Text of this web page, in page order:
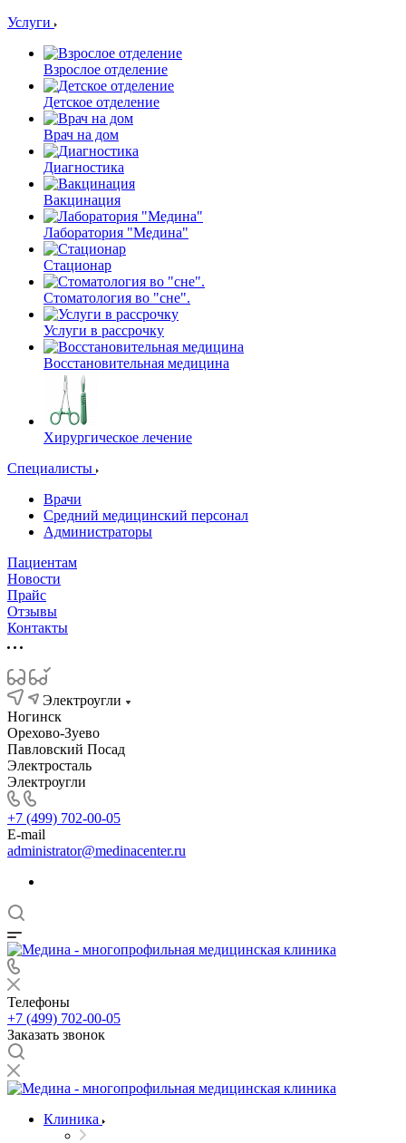
Услуги
Взрослое отделение
Детское отделение
Врач на дом
Диагностика
Вакцинация
Лаборатория "Медина"
Стационар
Стоматология во "сне".
Услуги в рассрочку
Восстановительная медицина
Хирургическое лечение
Специалисты
Врачи
Средний медицинский персонал
Администраторы
Пациентам
Новости
Прайс
Отзывы
Контакты
Электроугли
Ногинск
Орехово-Зуево
Павловский Посад
Электросталь
Электроугли
+7 (499) 702-00-05
E-mail
administrator@medinacenter.ru
Телефоны
+7 (499) 702-00-05
Заказать звонок
Клиника